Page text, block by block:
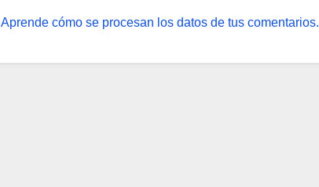
Aprende cómo se procesan los datos de tus comentarios.